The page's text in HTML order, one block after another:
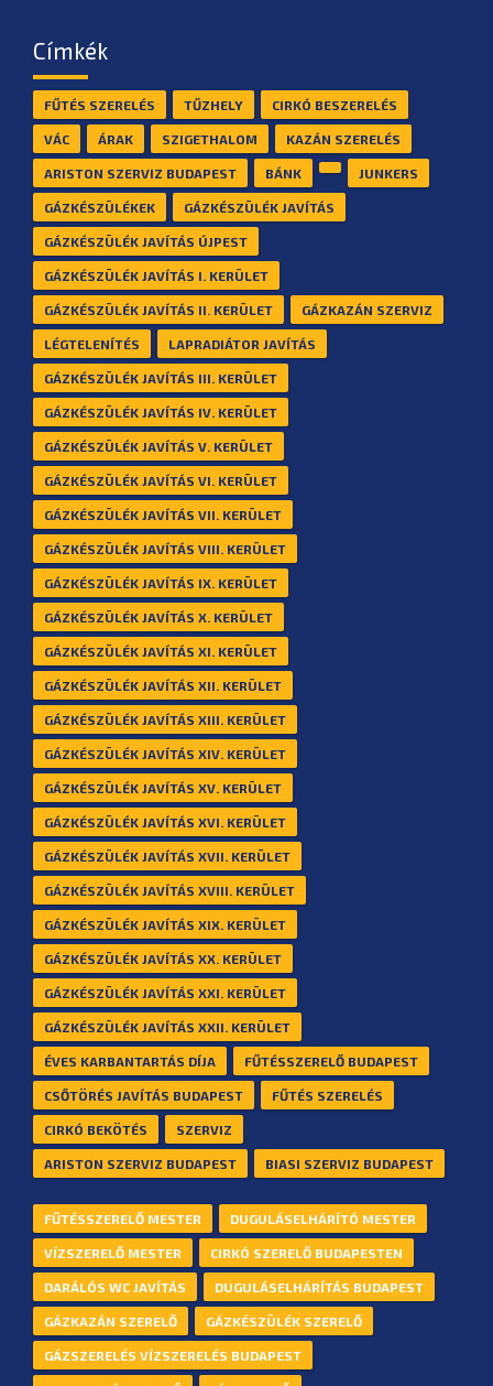
Címkék
FŰTÉS SZERELÉS TŰZHELY CIRKÓ BESZERELÉS
VÁC ÁRAK SZIGETHALOM KAZÁN SZERELÉS
ARISTON SZERVIZ BUDAPEST BÁNK JUNKERS
GÁZKÉSZÜLÉKEK GÁZKÉSZÜLÉK JAVÍTÁS
GÁZKÉSZÜLÉK JAVÍTÁS ÚJPEST
GÁZKÉSZÜLÉK JAVÍTÁS I. KERÜLET
GÁZKÉSZÜLÉK JAVÍTÁS II. KERÜLET GÁZKAZÁN SZERVIZ
LÉGTELENÍTÉS LAPRADIÁTOR JAVÍTÁS
GÁZKÉSZÜLÉK JAVÍTÁS III. KERÜLET
GÁZKÉSZÜLÉK JAVÍTÁS IV. KERÜLET
GÁZKÉSZÜLÉK JAVÍTÁS V. KERÜLET
GÁZKÉSZÜLÉK JAVÍTÁS VI. KERÜLET
GÁZKÉSZÜLÉK JAVÍTÁS VII. KERÜLET
GÁZKÉSZÜLÉK JAVÍTÁS VIII. KERÜLET
GÁZKÉSZÜLÉK JAVÍTÁS IX. KERÜLET
GÁZKÉSZÜLÉK JAVÍTÁS X. KERÜLET
GÁZKÉSZÜLÉK JAVÍTÁS XI. KERÜLET
GÁZKÉSZÜLÉK JAVÍTÁS XII. KERÜLET
GÁZKÉSZÜLÉK JAVÍTÁS XIII. KERÜLET
GÁZKÉSZÜLÉK JAVÍTÁS XIV. KERÜLET
GÁZKÉSZÜLÉK JAVÍTÁS XV. KERÜLET
GÁZKÉSZÜLÉK JAVÍTÁS XVI. KERÜLET
GÁZKÉSZÜLÉK JAVÍTÁS XVII. KERÜLET
GÁZKÉSZÜLÉK JAVÍTÁS XVIII. KERÜLET
GÁZKÉSZÜLÉK JAVÍTÁS XIX. KERÜLET
GÁZKÉSZÜLÉK JAVÍTÁS XX. KERÜLET
GÁZKÉSZÜLÉK JAVÍTÁS XXI. KERÜLET
GÁZKÉSZÜLÉK JAVÍTÁS XXII. KERÜLET
ÉVES KARBANTARTÁS DÍJA FŰTÉSSZERELŐ BUDAPEST
CSŐTÖRÉS JAVÍTÁS BUDAPEST FŰTÉS SZERELÉS
CIRKÓ BEKÖTÉS SZERVIZ
ARISTON SZERVIZ BUDAPEST BIASI SZERVIZ BUDAPEST
FŰTÉSSZERELŐ MESTER DUGULÁSELHÁRÍTÓ MESTER
VÍZSZERELŐ MESTER CIRKÓ SZERELŐ BUDAPESTEN
DARÁLÓS WC JAVÍTÁS DUGULÁSELHÁRÍTÁS BUDAPEST
GÁZKAZÁN SZERELŐ GÁZKÉSZÜLÉK SZERELŐ
GÁZSZERELÉS VÍZSZERELÉS BUDAPEST